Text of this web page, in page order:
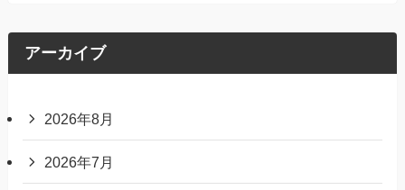
アーカイブ
2026年8月
2026年7月